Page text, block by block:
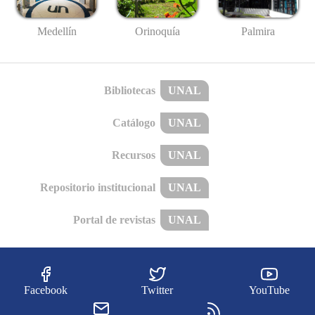
Medellín Orinoquía Palmira
Bibliotecas UNAL
Catálogo UNAL
Recursos UNAL
Repositorio institucional UNAL
Portal de revistas UNAL
Facebook Twitter YouTube